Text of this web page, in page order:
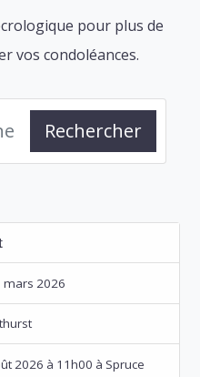
pour plus de
vos condoléances.
Rechercher
mars 2026
2026 à 11h00 à Spruce